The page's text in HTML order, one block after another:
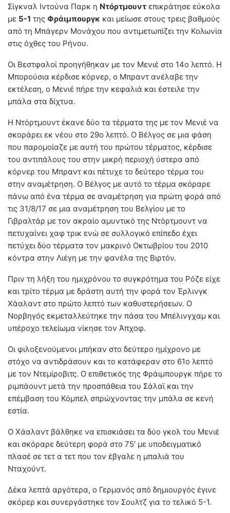
Σίγκναλ Ιντούνα Παρκ η Ντόρτμουντ επικράτησε εύκολα
με 5-1 της Φράιμπουργκ και μείωσε στους τρεις βαθμούς
από τη Μπάγερν Μονάχου που αντιμετωπίζει την Κολωνία
στις όχθες του Ρήνου.
Οι Βεστφαλοί προηγήθηκαν με τον Μενιέ στο 14ο λεπτό. Η
Μπορούσια κέρδισε κόρνερ, ο Μπραντ ανέλαβε την
εκτέλεση, ο Μενιέ πήρε την κεφαλιά και έστειλε την
μπάλα στα δίχτυα.
Η Ντόρτμουντ έκανε δύο τα τέρματα της με τον Μενιέ να
σκοράρει εκ νέου στο 29ο λεπτό. Ο Βέλγος σε μια φάση
που παρομοίαζε με αυτή του πρώτου τέρματος, κέρδισε
του αντιπάλους του στην μικρή περιοχή ύστερα από
κόρνερ του Μπραντ και πέτυχε το δεύτερο τέρμα του
στην αναμέτρηση. Ο Βέλγος με αυτό το τέρμα σκόραρε
πάνω από ένα τέρμα σε αναμέτρηση για πρώτη φορά από
τις 31/8/17 σε μια αναμέτρηση του Βελγίου με το
Γιβραλτάρ με τον ακραίο αμυντικό της Ντόρτμουντ να
πετυχαίνει χαφ τρικ ενώ σε συλλογικό επίπεδο έχει
πετύχει δύο τέρματα τον μακρινό Οκτωβρίου του 2010
κόντρα στην Λιέγη με την φανέλα της Βιρτόν.
Πριν τη λήξη του ημιχρόνου το συγκρότημα του Ρόζε είχε
και τρίτο τέρμα με δράστη αυτή την φορά τον Έρλινγκ
Χάαλαντ στο πρώτο λεπτό των καθυστερήσεων. Ο
Νορβηγός εκμεταλλεύτηκε την πάσα του Μπέλινγχαμ και
υπέροχο τελείωμα νίκησε τον Άπχοφ.
Οι φιλοξενούμενοι μπήκαν στο δεύτερο ημίχρονο με
στόχο να αντιδράσουν και το κατάφεραν στο 61ο λεπτό
με τον Ντεμίροβιτς. Ο επιθετικός της Φράιμπουργκ πήρε το
ριμπάουντ μετά την προσπάθεια του Σάλαϊ και την
επέμβαση του Κόμπελ σπρώχνοντας την μπάλα σε κενή
εστία.
Ο Χάαλαντ βάλθηκε να επισκιάσει τα δύο γκολ του Μενιέ
και σκόραρε δεύτερη φορά στο 75′ με υποδειγματικό
πλασέ σε τετ α τετ που τον έβγαλε η μπαλιά του
Νταχούντ.
Δέκα λεπτά αργότερα, ο Γερμανός από δημιουργός έγινε
σκόρερ και συνεργάστηκε τον Σουλτζ για το τελικό 5-1.